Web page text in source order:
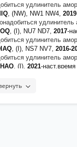
удлинитель
, (NW), NW1 NW4, 2019
удлинитель
, (I), NU7 ND7, 2017-
удлинитель
, (I), NS7 NV7, 2016-
удлинитель
, (I), 2021-наст.время
, (A5), 1Z 1Z3 1Z5,